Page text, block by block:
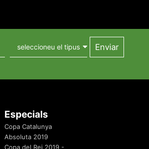
Especials
Copa Catalunya
Absoluta 2019
Copa del Rei 2019 -